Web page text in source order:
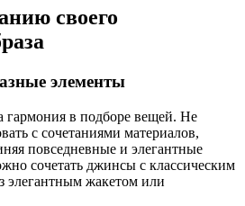
своего
элементы
гармония в подборе вещей. Не
с сочетаниями материалов,
повседневные и элегантные
сочетать джинсы с классическим
элегантным жакетом или